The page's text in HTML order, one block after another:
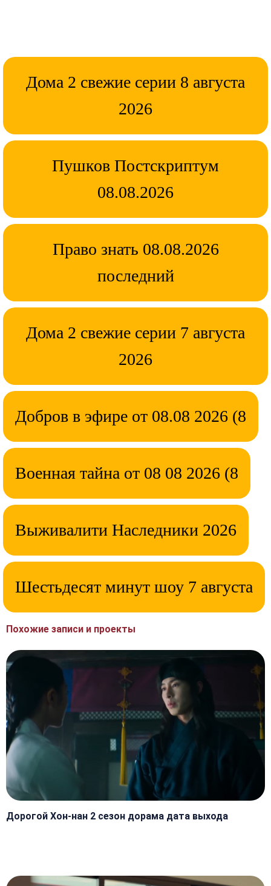
Дома 2 свежие серии 8 августа
2026
Пушков Постскриптум
08.08.2026
Право знать 08.08.2026
последний
Дома 2 свежие серии 7 августа
2026
Добров в эфире от 08.08 2026 (8
Военная тайна от 08 08 2026 (8
Выживалити Наследники 2026
Шестьдесят минут шоу 7 августа
Похожие записи и проекты
Дорогой Хон-нан 2 сезон дорама дата выхода